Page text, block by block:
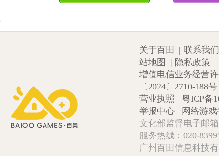
关于百田 | 联系我们
站地图
| 隐私政策
增值电信业务经营
〔2024〕2710-188号
营业执照
粤ICP备
举报中心
网络游
文化部监督电子邮
服务热线：020-
广州百田信息科技